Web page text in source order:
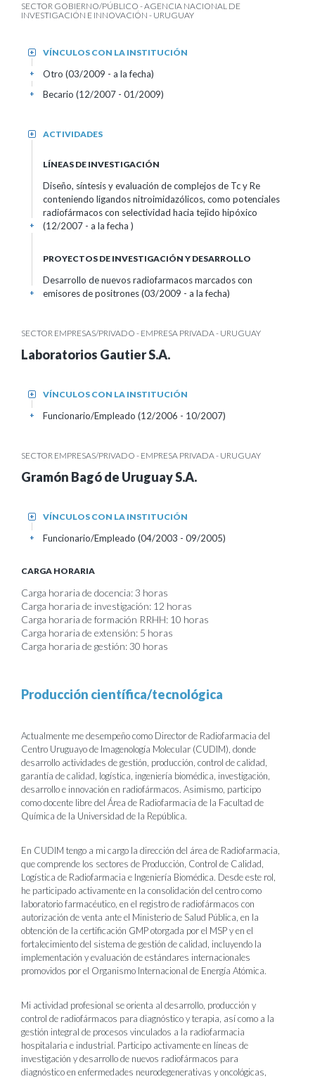
SECTOR GOBIERNO/PÚBLICO - AGENCIA NACIONAL DE
INVESTIGACIÓN E INNOVACIÓN - URUGUAY
VÍNCULOS CON LA INSTITUCIÓN
+
Otro (03/2009 - a la fecha)
+
Becario (12/2007 - 01/2009)
+
ACTIVIDADES
+
LÍNEAS DE INVESTIGACIÓN
Diseño, síntesis y evaluación de complejos de Tc y Re
conteniendo ligandos nitroimidazólicos, como potenciales
radiofármacos con selectividad hacia tejido hipóxico
(12/2007 - a la fecha )
+
PROYECTOS DE INVESTIGACIÓN Y DESARROLLO
Desarrollo de nuevos radiofarmacos marcados con
emisores de positrones (03/2009 - a la fecha)
+
SECTOR EMPRESAS/PRIVADO - EMPRESA PRIVADA - URUGUAY
Laboratorios Gautier S.A.
VÍNCULOS CON LA INSTITUCIÓN
+
Funcionario/Empleado (12/2006 - 10/2007)
+
SECTOR EMPRESAS/PRIVADO - EMPRESA PRIVADA - URUGUAY
Gramón Bagó de Uruguay S.A.
VÍNCULOS CON LA INSTITUCIÓN
+
Funcionario/Empleado (04/2003 - 09/2005)
+
CARGA HORARIA
Carga horaria de docencia: 3 horas
Carga horaria de investigación: 12 horas
Carga horaria de formación RRHH: 10 horas
Carga horaria de extensión: 5 horas
Carga horaria de gestión: 30 horas
Producción científica/tecnológica
Actualmente me desempeño como Director de Radiofarmacia del
Centro Uruguayo de Imagenología Molecular (CUDIM), donde
desarrollo actividades de gestión, producción, control de calidad,
garantía de calidad, logística, ingeniería biomédica, investigación,
desarrollo e innovación en radiofármacos. Asimismo, participo
como docente libre del Área de Radiofarmacia de la Facultad de
Química de la Universidad de la República.
En CUDIM tengo a mi cargo la dirección del área de Radiofarmacia,
que comprende los sectores de Producción, Control de Calidad,
Logística de Radiofarmacia e Ingeniería Biomédica. Desde este rol,
he participado activamente en la consolidación del centro como
laboratorio farmacéutico, en el registro de radiofármacos con
autorización de venta ante el Ministerio de Salud Pública, en la
obtención de la certificación GMP otorgada por el MSP y en el
fortalecimiento del sistema de gestión de calidad, incluyendo la
implementación y evaluación de estándares internacionales
promovidos por el Organismo Internacional de Energía Atómica.
Mi actividad profesional se orienta al desarrollo, producción y
control de radiofármacos para diagnóstico y terapia, así como a la
gestión integral de procesos vinculados a la radiofarmacia
hospitalaria e industrial. Participo activamente en líneas de
investigación y desarrollo de nuevos radiofármacos para
diagnóstico en enfermedades neurodegenerativas y oncológicas,